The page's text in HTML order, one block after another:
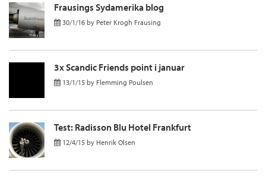
Frausings Sydamerika blog
30/1/16 by Peter Krogh Frausing
3x Scandic Friends point i januar
13/1/15 by Flemming Poulsen
Test: Radisson Blu Hotel Frankfurt
12/4/15 by Henrik Olsen